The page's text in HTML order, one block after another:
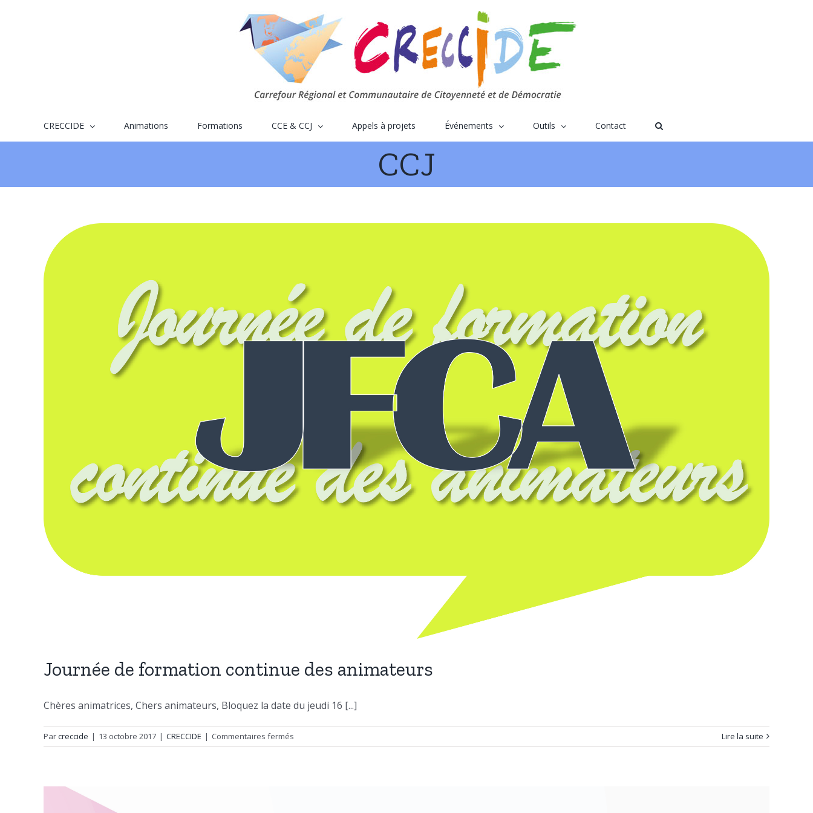
CRECCIDE Animations Formations CCE & CCJ Appels à projets Événements Outils Contact
CCJ
Journée de formation continue des animateurs
Chères animatrices, Chers animateurs, Bloquez la date du jeudi 16 [...]
Parcreccide | 13 octobre 2017 | CRECCIDE | Commentaires fermés
Journée
Lire la suite